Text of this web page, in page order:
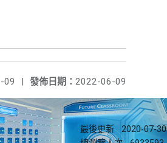
發佈日期： 2022-06-09
09 |
最後更新
2020-07-30